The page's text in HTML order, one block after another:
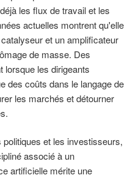
les flux de travail et les
actuelles montrent qu'elle
et un amplificateur
de masse. Des
lorsque les dirigeants
des coûts dans le langage de
les marchés et détourner
et les investisseurs,
associé à un
artificielle mérite une